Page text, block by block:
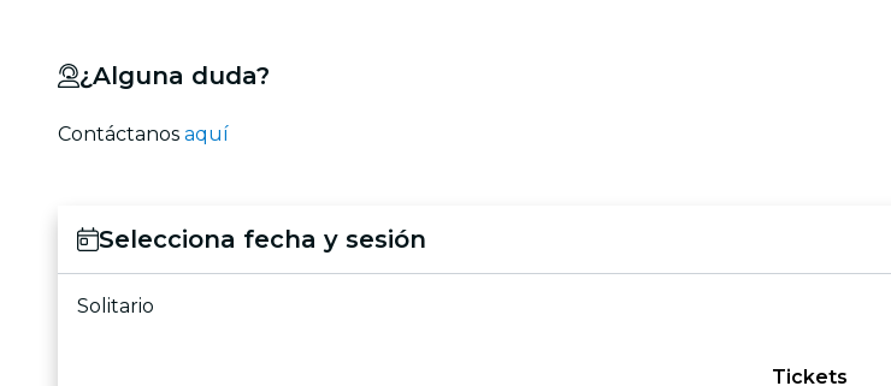
¿Alguna duda?
Contáctanos aquí
Selecciona fecha y sesión
Solitario
Tickets